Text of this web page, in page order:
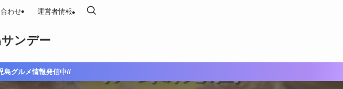
ンデー
わせ 運営者情報
グルメ情報発信中//